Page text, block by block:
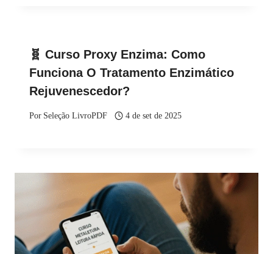
🧬 Curso Proxy Enzima: Como
Funciona O Tratamento Enzimático
Rejuvenescedor?
Por Seleção LivroPDF 4 de set de 2025